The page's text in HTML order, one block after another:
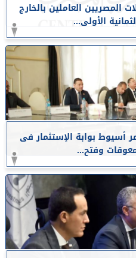
المصريين العاملين بالخارج
الأولى...
أسيوط بوابة الإستثمار فى
وفتح...